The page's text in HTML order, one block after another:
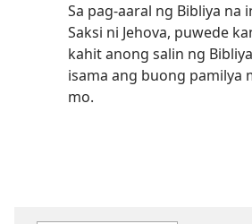
Sa pag-aaral ng Bibliya na
Saksi ni Jehova, puwede
kahit anong salin ng
isama ang buong pamilya
mo.